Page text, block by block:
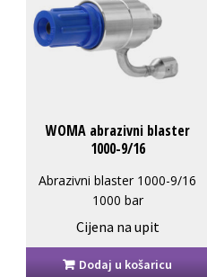
WOMA abrazivni blaster
1000-9/16
Abrazivni blaster 1000-9/16
1000 bar
Cijena na upit
Dodaj u košaricu